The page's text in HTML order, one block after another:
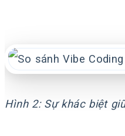
Hình 2: Sự khác biệt